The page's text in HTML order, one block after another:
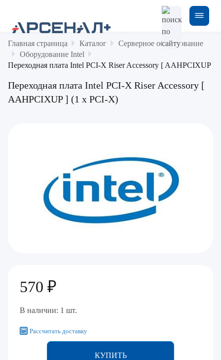
Главная страница Каталог
Серверное оборудование
Оборудование Intel
Переходная плата Intel PCI-X Riser Accessory [ AAHPCIXUP ]
Переходная плата Intel PCI-X Riser Accessory [
AAHPCIXUP ] (1 x PCI-X)
570 ₽
В наличии: 1 шт.
Рассчитать доставку
КУПИТЬ